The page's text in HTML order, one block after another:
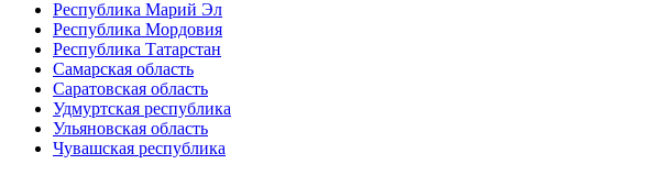
Республика Марий Эл
Республика Мордовия
Республика Татарстан
Самарская область
Саратовская область
Удмуртская республика
Ульяновская область
Чувашская республика